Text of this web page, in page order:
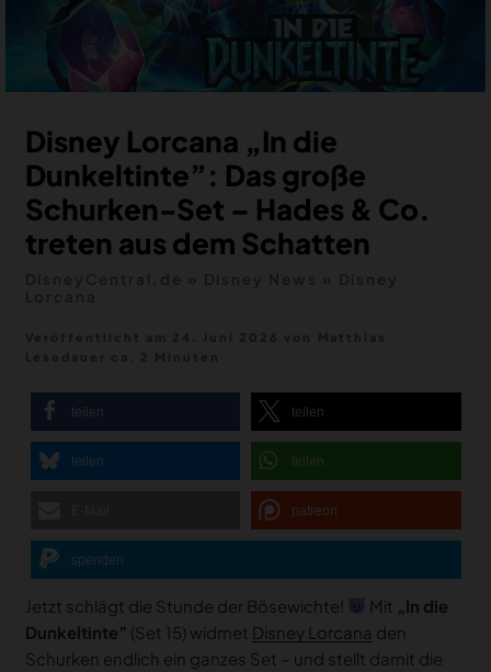
MEIN HQ
50
Disney Lorcana „In die
Dunkeltinte”: Das große
Schurken-Set – Hades & Co.
treten aus dem Schatten
teilen teilen
teilen teilen
patreon
spenden
Jetzt schlägt die Stunde der Bösewichte! Mit „In die
Dunkeltinte” (Set 15) widmet Disney Lorcana den
Schurken endlich ein ganzes Set – und stellt damit die